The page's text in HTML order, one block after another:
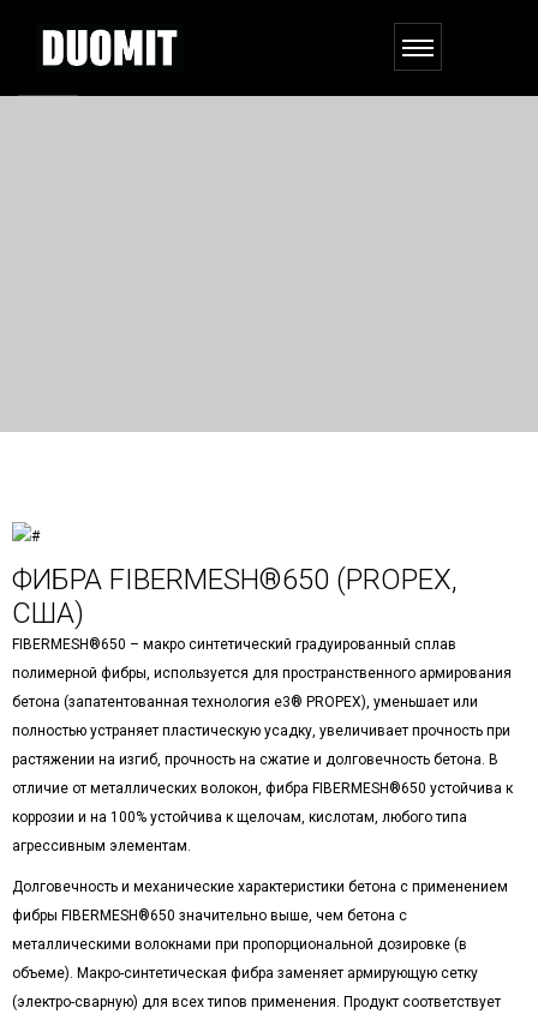
ФИБРА FIBERMESH®650 (PROPEX,
США)
FIBERMESH®650 – макро синтетический градуированный сплав
полимерной фибры, используется для пространственного армирования
бетона (запатентованная технология e3® PROPEX), уменьшает или
полностью устраняет пластическую усадку, увеличивает прочность при
растяжении на изгиб, прочность на сжатие и долговечность бетона. В
отличие от металлических волокон, фибра FIBERMESH®650 устойчива к
коррозии и на 100% устойчива к щелочам, кислотам, любого типа
агрессивным элементам.
Долговечность и механические характеристики бетона с применением
фибры FIBERMESH®650 значительно выше, чем бетона с
металлическими волокнами при пропорциональной дозировке (в
объеме). Макро-синтетическая фибра заменяет армирующую сетку
(электро-сварную) для всех типов применения. Продукт соответствует